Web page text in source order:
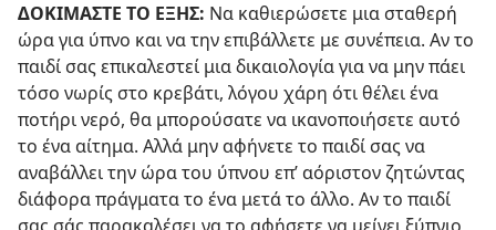
ΔΟΚΙΜΑΣΤΕ ΤΟ ΕΞΗΣ: Να καθιερώσετε μια σταθερή
ώρα για ύπνο και να την επιβάλλετε με συνέπεια. Αν το
παιδί σας επικαλεστεί μια δικαιολογία για να μην πάει
τόσο νωρίς στο κρεβάτι, λόγου χάρη ότι θέλει ένα
ποτήρι νερό, θα μπορούσατε να ικανοποιήσετε αυτό
το ένα αίτημα. Αλλά μην αφήνετε το παιδί σας να
αναβάλλει την ώρα του ύπνου επ’ αόριστον ζητώντας
διάφορα πράγματα το ένα μετά το άλλο. Αν το παιδί